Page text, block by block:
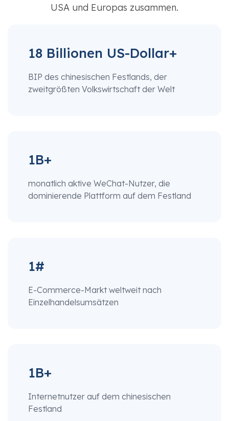
USA und Europas zusammen.
18 Billionen US-Dollar+
BIP des chinesischen Festlands, der
zweitgrößten Volkswirtschaft der Welt
1B+
monatlich aktive WeChat-Nutzer, die
dominierende Plattform auf dem Festland
1#
E-Commerce-Markt weltweit nach
Einzelhandelsumsätzen
1B+
Internetnutzer auf dem chinesischen
Festland